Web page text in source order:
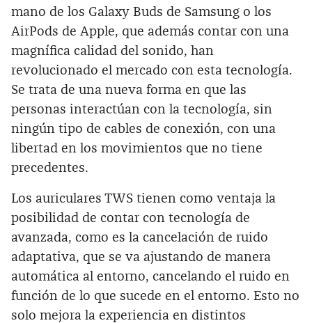
mano de los Galaxy Buds de Samsung o los
AirPods de Apple, que además contar con una
magnífica calidad del sonido, han
revolucionado el mercado con esta tecnología.
Se trata de una nueva forma en que las
personas interactúan con la tecnología, sin
ningún tipo de cables de conexión, con una
libertad en los movimientos que no tiene
precedentes.
Los auriculares TWS tienen como ventaja la
posibilidad de contar con tecnología de
avanzada, como es la cancelación de ruido
adaptativa, que se va ajustando de manera
automática al entorno, cancelando el ruido en
función de lo que sucede en el entorno. Esto no
solo mejora la experiencia en distintos